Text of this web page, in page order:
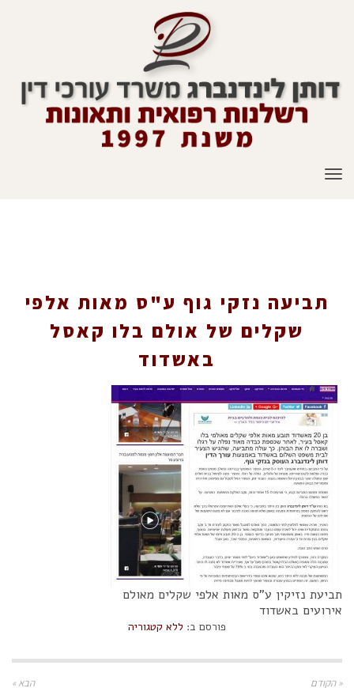
תפריט
תביעה נזקי גוף ע"ס מאות אלפי
שקלים של אולם בלו קאסל
באשדוד
תביעת נזיקין ע"ס מאות אלפי שקלים מאולם
אירועים באשדוד
פורסם ב: ללא קטגוריה
« הקודם הבא »